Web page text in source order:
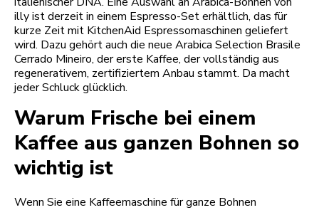
illy ist derzeit in einem Espresso-Set erhältlich, das für
kurze Zeit mit KitchenAid Espressomaschinen geliefert
wird. Dazu gehört auch die neue Arabica Selection Brasile
Cerrado Mineiro, der erste Kaffee, der vollständig aus
regenerativem, zertifiziertem Anbau stammt. Da macht
jeder Schluck glücklich.
Warum Frische bei einem
Kaffee aus ganzen Bohnen so
wichtig ist
Wenn Sie eine Kaffeemaschine für ganze Bohnen